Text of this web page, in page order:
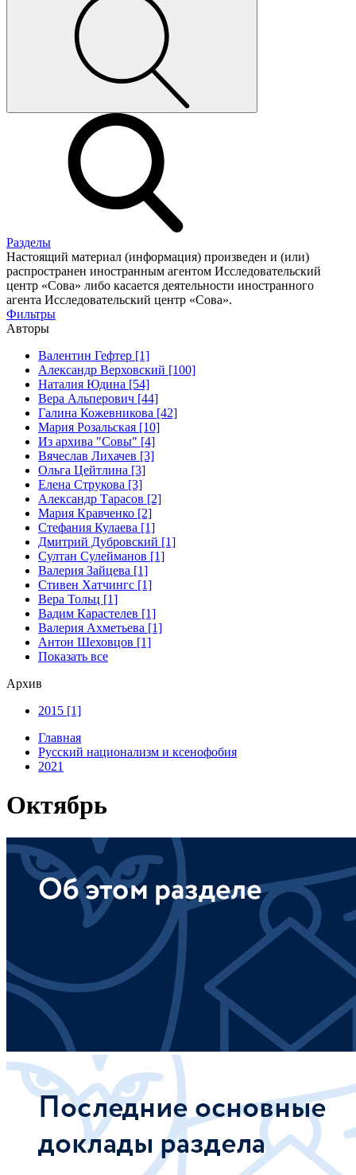
Разделы
Настоящий материал (информация) произведен и (или)
распространен иностранным агентом Исследовательский
центр «Сова» либо касается деятельности иностранного
агента Исследовательский центр «Сова».
Фильтры
Авторы
Валентин Гефтер [1]
Александр Верховский [100]
Наталия Юдина [54]
Вера Альперович [44]
Галина Кожевникова [42]
Мария Розальская [10]
Из архива "Совы" [4]
Вячеслав Лихачев [3]
Ольга Цейтлина [3]
Елена Струкова [3]
Александр Тарасов [2]
Мария Кравченко [2]
Стефания Кулаева [1]
Дмитрий Дубровский [1]
Султан Сулейманов [1]
Валерия Зайцева [1]
Стивен Хатчингс [1]
Верa Тольц [1]
Вадим Карастелев [1]
Валерия Ахметьева [1]
Антон Шеховцов [1]
Показать все
Архив
2015 [1]
Главная
Русский национализм и ксенофобия
2021
Октябрь